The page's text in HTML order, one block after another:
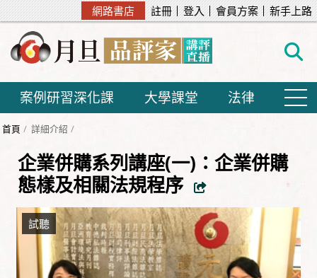
網路書店 註冊 登入 會員方案 新手上路
案例研習深化課 大學課堂 法律
首頁 詳細介紹
企業併購系列講座(一)：企業併購
態樣及相關法規程序